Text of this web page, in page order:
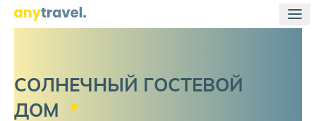
СОЛНЕЧНЫЙ ГОСТЕВОЙ
ДОМ